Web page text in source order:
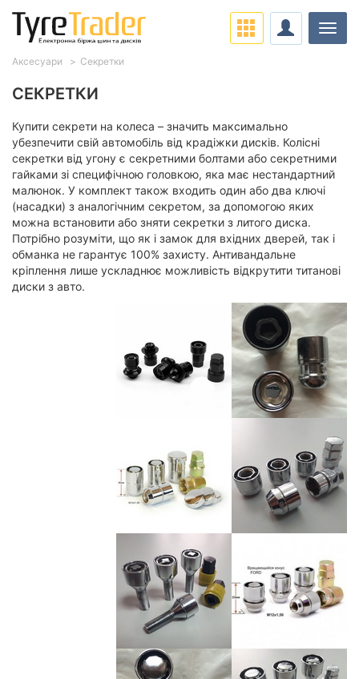
СЕКРЕТКИ
Купити секрети на колеса – значить максимально
убезпечити свій автомобіль від крадіжки дисків. Колісні
секретки від угону є секретними болтами або секретними
гайками зі специфічною головкою, яка має нестандартний
малюнок. У комплект також входить один або два ключі
(насадки) з аналогічним секретом, за допомогою яких
можна встановити або зняти секретки з литого диска.
Потрібно розуміти, що як і замок для вхідних дверей, так і
обманка не гарантує 100% захисту. Антивандальне
кріплення лише ускладнює можливість відкрутити титанові
диски з авто.
Аксесуари Секретки